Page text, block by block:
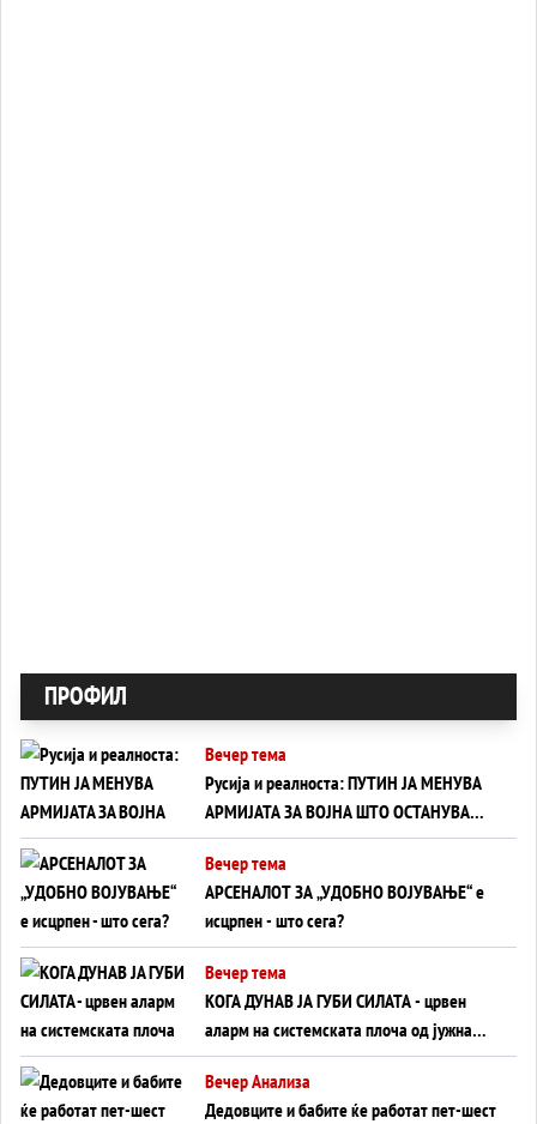
ПРОФИЛ
Вечер тема
Русија и реалноста: ПУТИН ЈА МЕНУВА
АРМИЈАТА ЗА ВОЈНА ШТО ОСТАНУВА
БЕЗ ФРОНТ
Вечер тема
АРСЕНАЛОТ ЗА „УДОБНО ВОЈУВАЊЕ“ е
исцрпен - што сега?
Вечер тема
КОГА ДУНАВ ЈА ГУБИ СИЛАТА - црвен
аларм на системската плоча од јужна
Германија до Црното Море...
Вечер Анализа
Дедовците и бабите ќе работат пет-шест